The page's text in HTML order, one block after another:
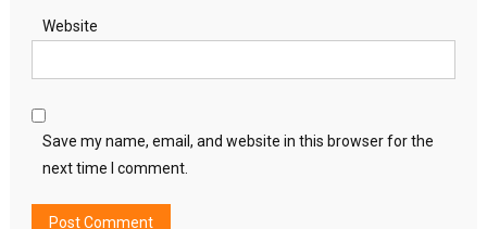
Website
Save my name, email, and website in this browser for the
next time I comment.